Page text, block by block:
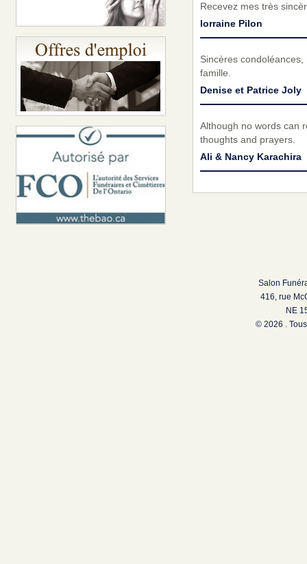
Recevez mes très
lorraine Pilon
Sincères
famille.
Denise et Patrice Joly
Although no words can
thoughts and prayers.
Ali & Nancy Karachira
Salon
416, rue
NE
© 2026 .